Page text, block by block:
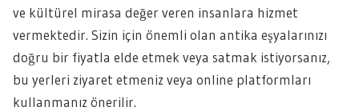
ve kültürel mirasa değer veren insanlara hizmet
vermektedir. Sizin için önemli olan antika eşyalarınızı
doğru bir fiyatla elde etmek veya satmak istiyorsanız,
bu yerleri ziyaret etmeniz veya online platformları
kullanmanız önerilir.